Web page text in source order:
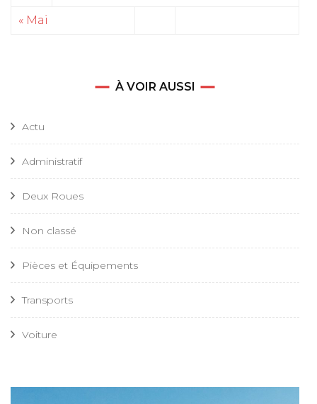
« Mai
À VOIR AUSSI
Actu
Administratif
Deux Roues
Non classé
Pièces et Équipements
Transports
Voiture